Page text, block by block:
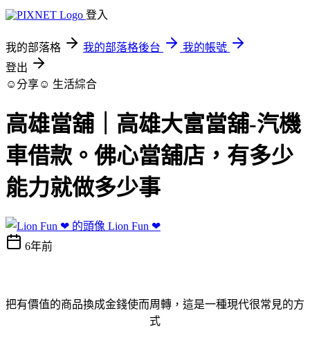
登入
我的部落格 我的部落格後台
我的帳號
登出
☺分享☺ 生活綜合
高雄當舖｜高雄大富當舖-汽機
車借款。佛心當舖店，有多少
能力就做多少事
Lion Fun ❤
6年前
把有價值的商品換成金錢使而周轉，這是一種現代很常見的方
式